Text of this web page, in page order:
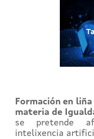
Formación en
materia de
se pretende
intelixencia